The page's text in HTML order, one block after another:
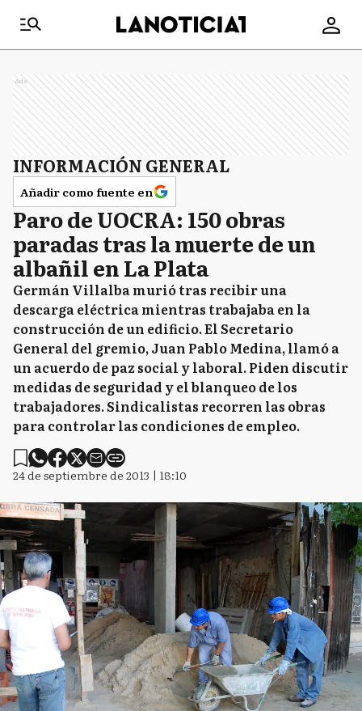
Ads
INFORMACIÓN GENERAL
Añadir como fuente en
Paro de UOCRA: 150 obras
paradas tras la muerte de un
albañil en La Plata
Germán Villalba murió tras recibir una
descarga eléctrica mientras trabajaba en la
construcción de un edificio. El Secretario
General del gremio, Juan Pablo Medina, llamó a
un acuerdo de paz social y laboral. Piden discutir
medidas de seguridad y el blanqueo de los
trabajadores. Sindicalistas recorren las obras
para controlar las condiciones de empleo.
24 de septiembre de 2013 | 18:10